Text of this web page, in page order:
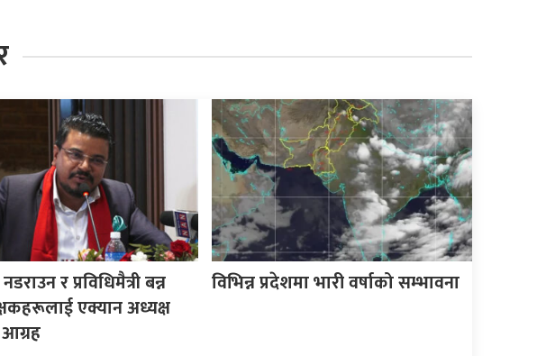
र प्रविधिमैत्री बन्न
एक्यान अध्यक्ष
विभिन्न प्रदेशमा भारी वर्षाको सम्भावना